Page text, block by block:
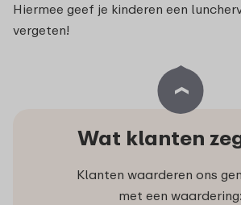
Hiermee geef je kinderen een
vergeten!
Wat klanten
Klanten waarderen ons
met een waardering: